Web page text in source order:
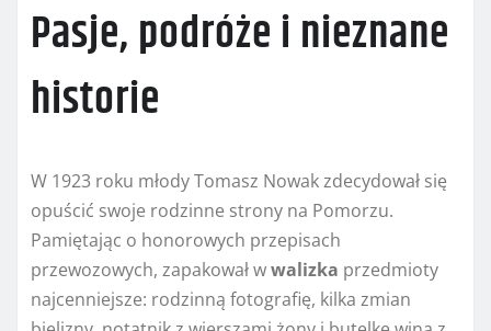
Pasje, podróże i nieznane
historie
W 1923 roku młody Tomasz Nowak zdecydował się
opuścić swoje rodzinne strony na Pomorzu.
Pamiętając o honorowych przepisach
przewozowych, zapakował wwalizka przedmioty
najcenniejsze: rodzinną fotografię, kilka zmian